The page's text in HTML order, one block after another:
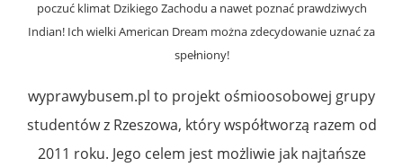
poczuć klimat Dzikiego Zachodu a nawet poznać prawdziwych
Indian! Ich wielki American Dream można zdecydowanie uznać za
spełniony!
wyprawybusem.pl to projekt ośmioosobowej grupy
studentów z Rzeszowa, który współtworzą razem od
2011 roku. Jego celem jest możliwie jak najtańsze